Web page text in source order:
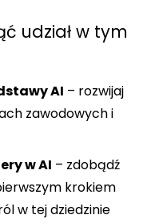
udział w tym
AI – rozwijaj
zawodowych i
w AI – zdobądź
krokiem
w tej dziedzinie